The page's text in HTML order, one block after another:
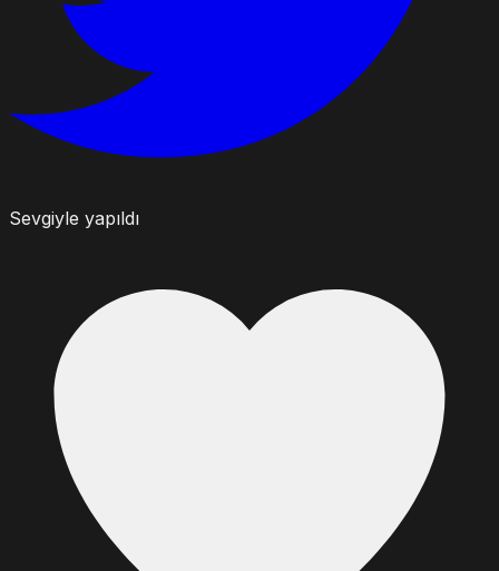
Sevgiyle yapıldı